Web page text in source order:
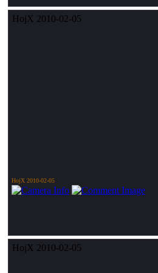
HojX 2010-02-05
HojX 2010-02-05
HojX 2010-02-05